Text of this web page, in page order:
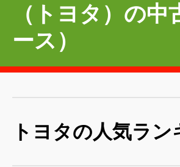
（トヨタ）の
ース）
トヨタの人気ラ